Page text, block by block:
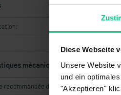
Diese Webseite
Unsere Website
und ein
"Akzeptieren"
mécaniques
recommandée du milieu: